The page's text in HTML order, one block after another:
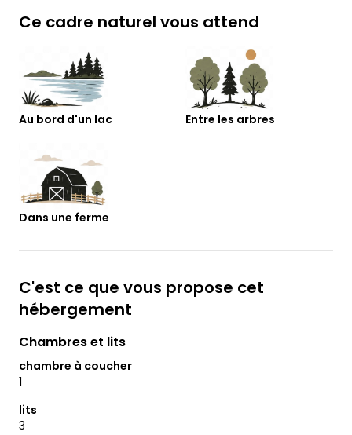
Ce cadre naturel vous attend
Au bord d'un lac Entre les arbres
Dans une ferme
C'est ce que vous propose cet
hébergement
Chambres et lits
chambre à coucher
1
lits
3